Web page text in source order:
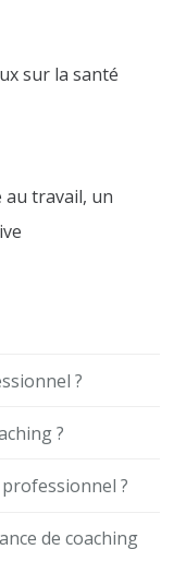
sur la santé
au travail, un
?
?
?
de coaching